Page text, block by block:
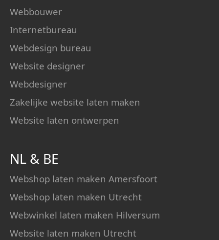
Webbouwer
Internetbureau
Webdesign bureau
Website designer
Webdesigner
Zakelijke website laten maken
Website laten ontwerpen
NL & BE
Webshop laten maken Amersfoort
Webshop laten maken Utrecht
Webwinkel laten maken Hilversum
Website laten maken Utrecht